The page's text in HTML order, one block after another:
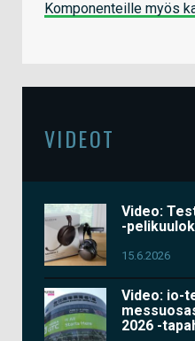
Komponenteille myös
VIDEOT
Video:
-
15.6.2026
Video: io-
2026 -